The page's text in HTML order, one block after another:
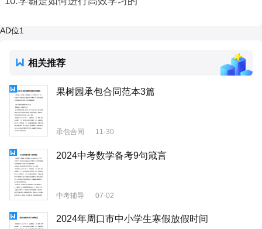
AD位1
相关推荐
果树园承包合同范本3篇
承包合同 11-30
2024中考数学备考9句箴言
中考辅导 07-02
2024年周口市中小学生寒假放假时间